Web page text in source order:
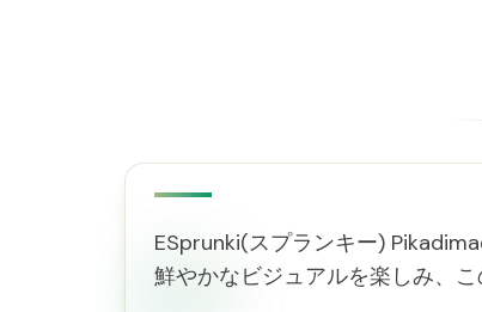
ESprunki(スプランキー)
鮮やかなビジュアルを楽しみ、